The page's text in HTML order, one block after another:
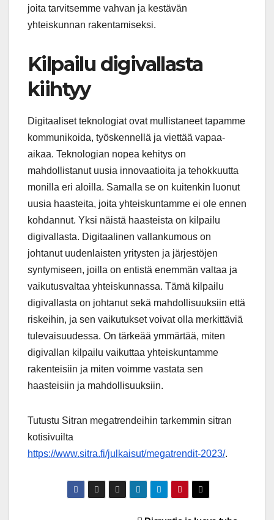
joita tarvitsemme vahvan ja kestävän
yhteiskunnan rakentamiseksi.
Kilpailu digivallasta
kiihtyy
Digitaaliset teknologiat ovat mullistaneet tapamme
kommunikoida, työskennellä ja viettää vapaa-
aikaa. Teknologian nopea kehitys on
mahdollistanut uusia innovaatioita ja tehokkuutta
monilla eri aloilla. Samalla se on kuitenkin luonut
uusia haasteita, joita yhteiskuntamme ei ole ennen
kohdannut. Yksi näistä haasteista on kilpailu
digivallasta. Digitaalinen vallankumous on
johtanut uudenlaisten yritysten ja järjestöjen
syntymiseen, joilla on entistä enemmän valtaa ja
vaikutusvaltaa yhteiskunnassa. Tämä kilpailu
digivallasta on johtanut sekä mahdollisuuksiin että
riskeihin, ja sen vaikutukset voivat olla merkittäviä
tulevaisuudessa. On tärkeää ymmärtää, miten
digivallan kilpailu vaikuttaa yhteiskuntamme
rakenteisiin ja miten voimme vastata sen
haasteisiin ja mahdollisuuksiin.
Tutustu Sitran megatrendeihin tarkemmin sitran
kotisivuilta
https://www.sitra.fi/julkaisut/megatrendit-2023/.